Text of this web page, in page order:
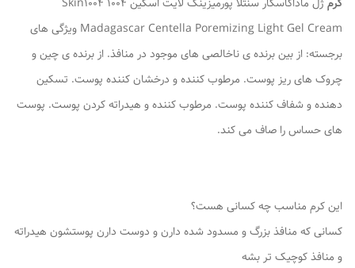
Madagascar Centella Poremizing Light Gel Cream ویژگی های
برجسته: از بین برنده ی ناخالصی های موجود در منافذ. از برنده ی چین و
چروک های ریز پوست. مرطوب کننده و درخشان کننده پوست. تسکین
دهنده و شفاف کننده پوست. مرطوب کننده و هیدراته کردن پوست. پوست
های حساس را صاف می کند.
این کرم مناسب چه کسانی هست؟
کسانی که منافذ بزرگ و مسدود شده دارن و دوست دارن پوستشون هیدراته
و منافذ کوچیک تر بشه